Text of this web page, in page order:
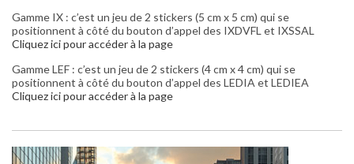
Gamme IX : c’est un jeu de 2 stickers (5 cm x 5 cm) qui se
positionnent à côté du bouton d’appel des IXDVFL et IXSSAL
Cliquez ici pour accéder à la page
Gamme LEF : c’est un jeu de 2 stickers (4 cm x 4 cm) qui se
positionnent à côté du bouton d’appel des LEDIA et LEDIEA
Cliquez ici pour accéder à la page